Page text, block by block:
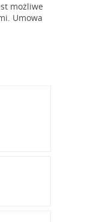
możliwe
Umowa